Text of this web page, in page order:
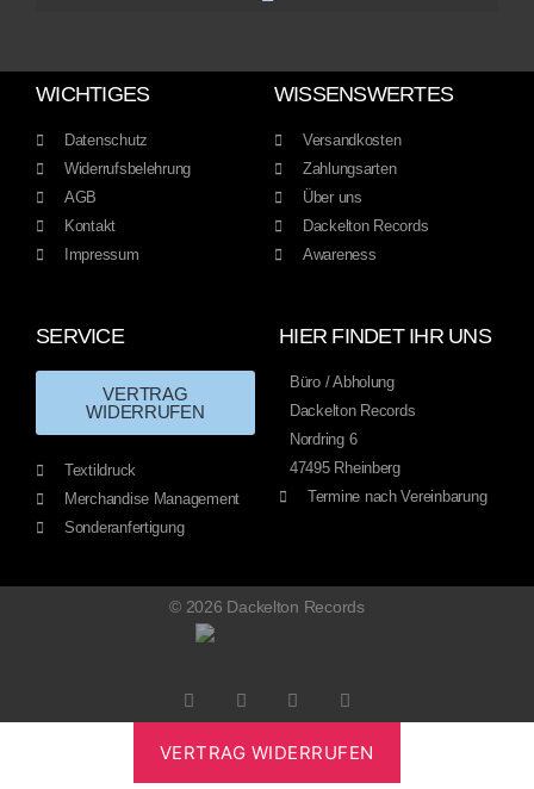
WICHTIGES
Datenschutz
Widerrufsbelehrung
AGB
Kontakt
Impressum
WISSENSWERTES
Versandkosten
Zahlungsarten
Über uns
Dackelton Records
Awareness
SERVICE
VERTRAG
WIDERRUFEN
Textildruck
Merchandise Management
Sonderanfertigung
HIER FINDET IHR UNS
Büro / Abholung
Dackelton Records
Nordring 6
47495 Rheinberg
Termine nach Vereinbarung
© 2026 Dackelton Records
VERTRAG WIDERRUFEN